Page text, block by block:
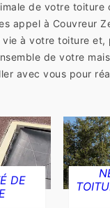
de votre toiture
appel à Couvreur
vie à votre toiture et,
de votre
avec vous pour
DE